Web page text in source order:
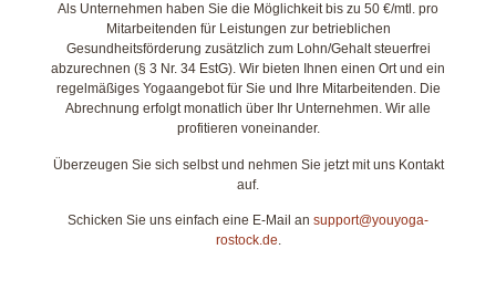
Als Unternehmen haben Sie die Möglichkeit bis zu 50 €/mtl. pro
Mitarbeitenden für Leistungen zur betrieblichen
Gesundheitsförderung zusätzlich zum Lohn/Gehalt steuerfrei
abzurechnen (§ 3 Nr. 34 EstG). Wir bieten Ihnen einen Ort und ein
regelmäßiges Yogaangebot für Sie und Ihre Mitarbeitenden. Die
Abrechnung erfolgt monatlich über Ihr Unternehmen. Wir alle
profitieren voneinander.
Überzeugen Sie sich selbst und nehmen Sie jetzt mit uns Kontakt
auf.
Schicken Sie uns einfach eine E-Mail an support@youyoga-
rostock.de.